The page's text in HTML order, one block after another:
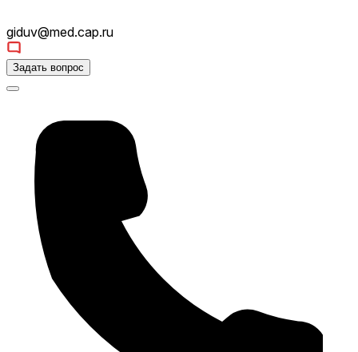
giduv@med.cap.ru
Задать вопрос